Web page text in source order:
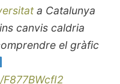
a Catalunya
canvis caldria
el gràfic